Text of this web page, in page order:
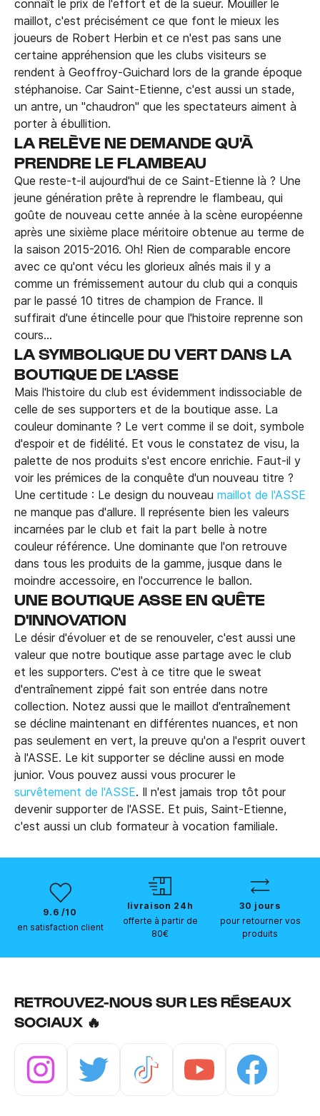
connaît le prix de l'effort et de la sueur. Mouiller le
maillot, c'est précisément ce que font le mieux les
joueurs de Robert Herbin et ce n'est pas sans une
certaine appréhension que les clubs visiteurs se
rendent à Geoffroy-Guichard lors de la grande époque
stéphanoise. Car Saint-Etienne, c'est aussi un stade,
un antre, un "chaudron" que les spectateurs aiment à
porter à ébullition.
LA RELÈVE NE DEMANDE QU'À
PRENDRE LE FLAMBEAU
Que reste-t-il aujourd'hui de ce Saint-Etienne là ? Une
jeune génération prête à reprendre le flambeau, qui
goûte de nouveau cette année à la scène européenne
après une sixième place méritoire obtenue au terme de
la saison 2015-2016. Oh! Rien de comparable encore
avec ce qu'ont vécu les glorieux aînés mais il y a
comme un frémissement autour du club qui a conquis
par le passé 10 titres de champion de France. Il
suffirait d'une étincelle pour que l'histoire reprenne son
cours...
LA SYMBOLIQUE DU VERT DANS LA
BOUTIQUE DE L'ASSE
Mais l'histoire du club est évidemment indissociable de
celle de ses supporters et de la boutique asse. La
couleur dominante ? Le vert comme il se doit, symbole
d'espoir et de fidélité. Et vous le constatez de visu, la
palette de nos produits s'est encore enrichie. Faut-il y
voir les prémices de la conquête d'un nouveau titre ?
Une certitude : Le design du nouveau maillot de l'ASSE
ne manque pas d'allure. Il représente bien les valeurs
incarnées par le club et fait la part belle à notre
couleur référence. Une dominante que l'on retrouve
dans tous les produits de la gamme, jusque dans le
moindre accessoire, en l'occurrence le ballon.
UNE BOUTIQUE ASSE EN QUÊTE
D'INNOVATION
Le désir d'évoluer et de se renouveler, c'est aussi une
valeur que notre boutique asse partage avec le club
et les supporters. C'est à ce titre que le sweat
d'entraînement zippé fait son entrée dans notre
collection. Notez aussi que le maillot d'entraînement
se décline maintenant en différentes nuances, et non
pas seulement en vert, la preuve qu'on a l'esprit ouvert
à l'ASSE. Le kit supporter se décline aussi en mode
junior. Vous pouvez aussi vous procurer le
survêtement de l'ASSE. Il n'est jamais trop tôt pour
devenir supporter de l'ASSE. Et puis, Saint-Etienne,
c'est aussi un club formateur à vocation familiale.
9.6 /10
en satisfaction client
livraison 24h
offerte à partir de
80€
30 jours
pour retourner vos
produits
RETROUVEZ-NOUS SUR LES RÉSEAUX
SOCIAUX 🔥